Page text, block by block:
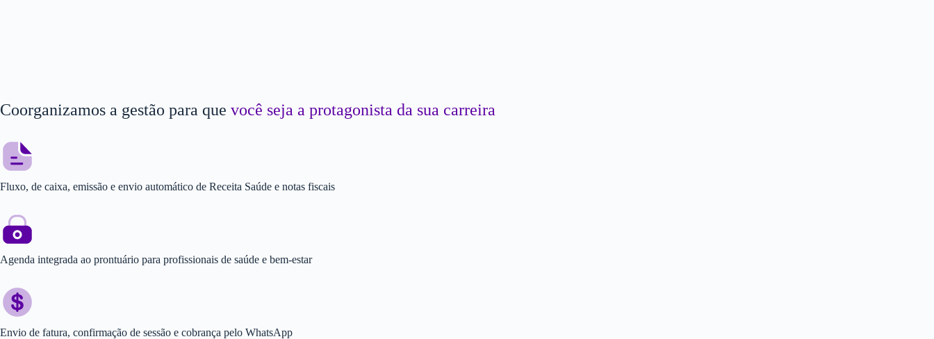
Coorganizamos a gestão para que você seja a protagonista da sua carreira
Fluxo, de caixa, emissão e envio automático de Receita Saúde e notas fiscais
Agenda integrada ao prontuário para profissionais de saúde e bem-estar
Envio de fatura, confirmação de sessão e cobrança pelo WhatsApp